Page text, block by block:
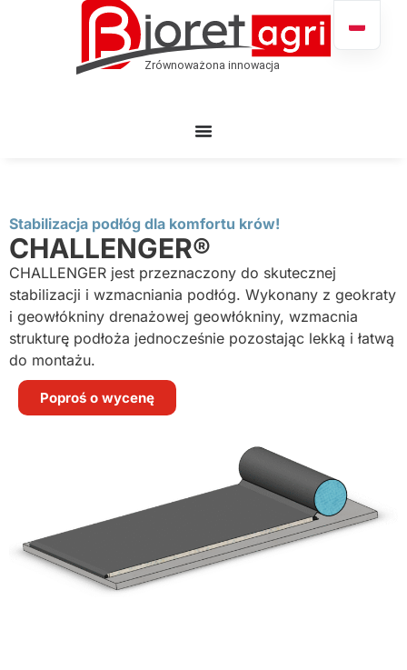
Stabilizacja podłóg dla komfortu krów!
CHALLENGER®
CHALLENGER jest przeznaczony do skutecznej
stabilizacji i wzmacniania podłóg. Wykonany z geokraty
i geowłókniny drenażowej geowłókniny, wzmacnia
strukturę podłoża jednocześnie pozostając lekką i łatwą
do montażu.
Poproś o wycenę